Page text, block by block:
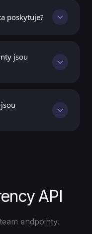
poskytuje?
jsou
API
endpointy.